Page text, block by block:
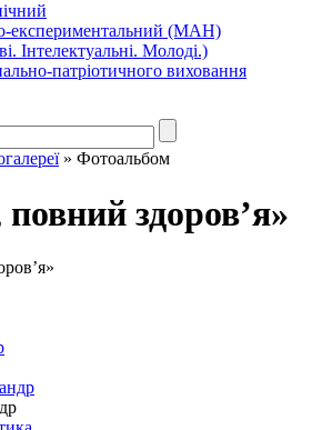
експериментальний (МАН)
Інтелектуальні. Молоді.)
патріотичного виховання
» Фотоальбом
здоров’я»